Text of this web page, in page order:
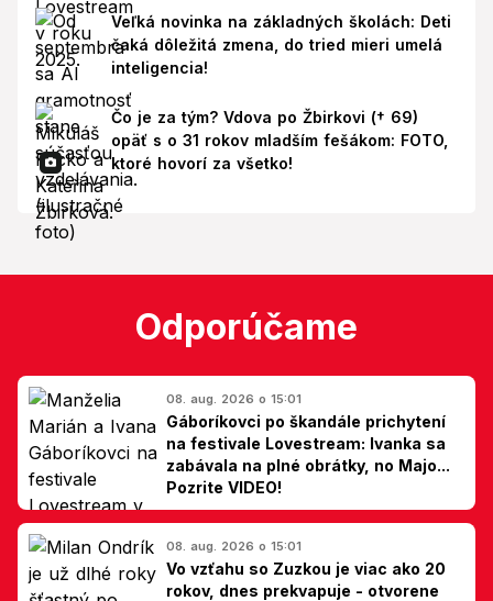
Veľká novinka na základných školách: Deti
čaká dôležitá zmena, do tried mieri umelá
inteligencia!
Čo je za tým? Vdova po Žbirkovi († 69)
opäť s o 31 rokov mladším fešákom: FOTO,
ktoré hovorí za všetko!
Odporúčame
08. aug. 2026 o 15:01
Gáboríkovci po škandále prichytení
na festivale Lovestream: Ivanka sa
zabávala na plné obrátky, no Majo...
Pozrite VIDEO!
08. aug. 2026 o 15:01
Vo vzťahu so Zuzkou je viac ako 20
rokov, dnes prekvapuje - otvorene